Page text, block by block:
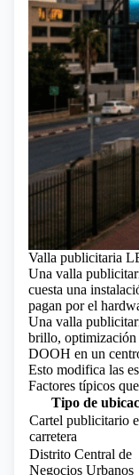
Valla publicitaria
Una valla
cuesta una
pagan por el
Una valla
brillo, optimización
DOOH en un
Esto modifica las
Factores típicos
Tipo de
Cartel publicitario
carretera
Distrito Central de
Negocios Urbanos